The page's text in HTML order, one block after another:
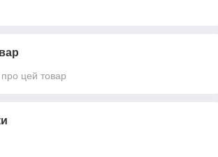
про цей товар